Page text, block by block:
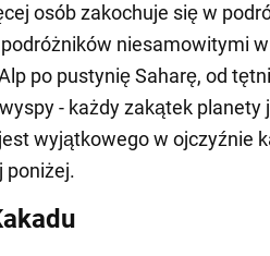
osób zakochuje się w
niesamowitymi
po pustynię Saharę, od
- każdy zakątek planety
wyjątkowego w ojczyźnie
poniżej.